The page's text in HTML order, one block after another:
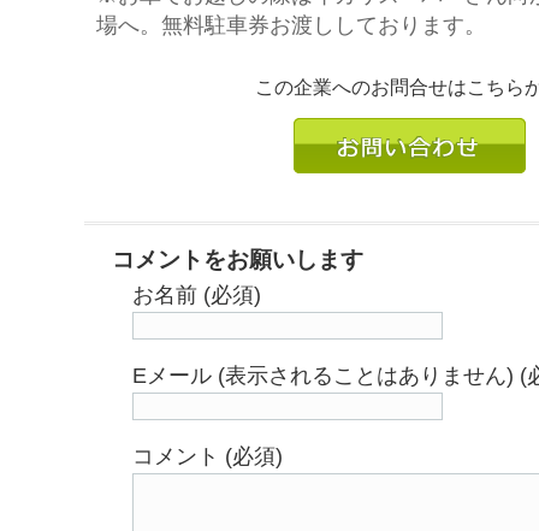
場へ。無料駐車券お渡ししております。
この企業へのお問合せはこちら
コメントをお願いします
お名前 (必須)
Eメール (表示されることはありません) (
コメント (必須)